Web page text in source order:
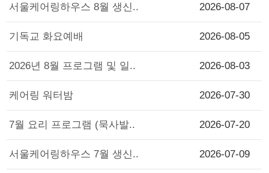
서울케어링하우스 8월 생신.. 2026-08-07
기독교 화요예배 2026-08-05
2026년 8월 프로그램 및 일.. 2026-08-03
케어링 워터밤 2026-07-30
7월 요리 프로그램 (묵사발.. 2026-07-20
서울케어링하우스 7월 생신.. 2026-07-09